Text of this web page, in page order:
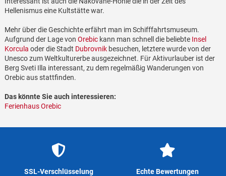
Hellenismus eine Kultstätte war.
Mehr über die Geschichte erfährt man im Schifffahrtsmuseum.
Aufgrund der Lage von Orebickann man schnell die beliebte Insel
Korcula oder die Stadt Dubrovnikbesuchen, letztere wurde von der
Unesco zum Weltkulturerbe ausgezeichnet. Für Aktivurlauber ist der
Berg Sveti Illa interessant, zu dem regelmäßig Wanderungen von
Orebic aus stattfinden.
Das könnte Sie auch interessieren:
Ferienhaus Orebic
SSL-Verschlüsselung
Echte Bewertungen